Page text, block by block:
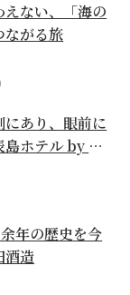
えない、「海の
ながる旅
あり、眼前に
ホテル by 星
年の歴史を今
酒造